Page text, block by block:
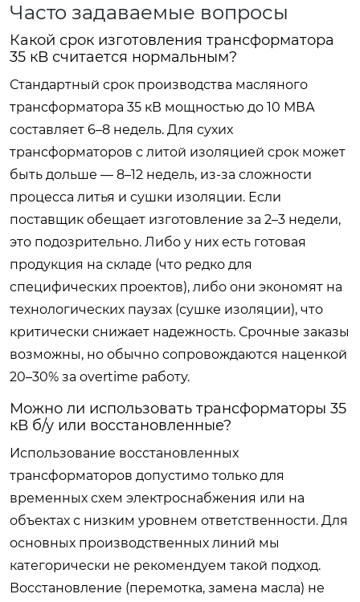
Часто задаваемые вопросы
Какой срок изготовления трансформатора
35 кВ считается нормальным?
Стандартный срок производства масляного
трансформатора 35 кВ мощностью до 10 МВА
составляет 6–8 недель. Для сухих
трансформаторов с литой изоляцией срок может
быть дольше — 8–12 недель, из-за сложности
процесса литья и сушки изоляции. Если
поставщик обещает изготовление за 2–3 недели,
это подозрительно. Либо у них есть готовая
продукция на складе (что редко для
специфических проектов), либо они экономят на
технологических паузах (сушке изоляции), что
критически снижает надежность. Срочные заказы
возможны, но обычно сопровождаются наценкой
20–30% за overtime работу.
Можно ли использовать трансформаторы 35
кВ б/у или восстановленные?
Использование восстановленных
трансформаторов допустимо только для
временных схем электроснабжения или на
объектах с низким уровнем ответственности. Для
основных производственных линий мы
категорически не рекомендуем такой подход.
Восстановление (перемотка, замена масла) не